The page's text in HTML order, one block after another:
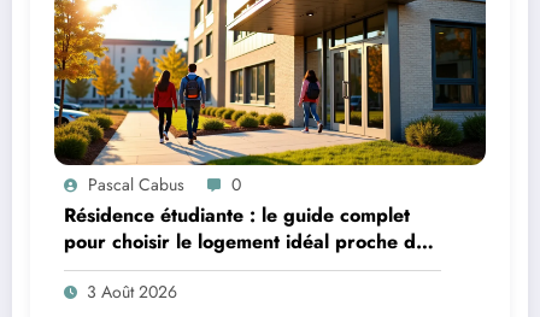
Pascal Cabus 0
Résidence étudiante : le guide complet
pour choisir le logement idéal proche de
son campus
3 Août 2026